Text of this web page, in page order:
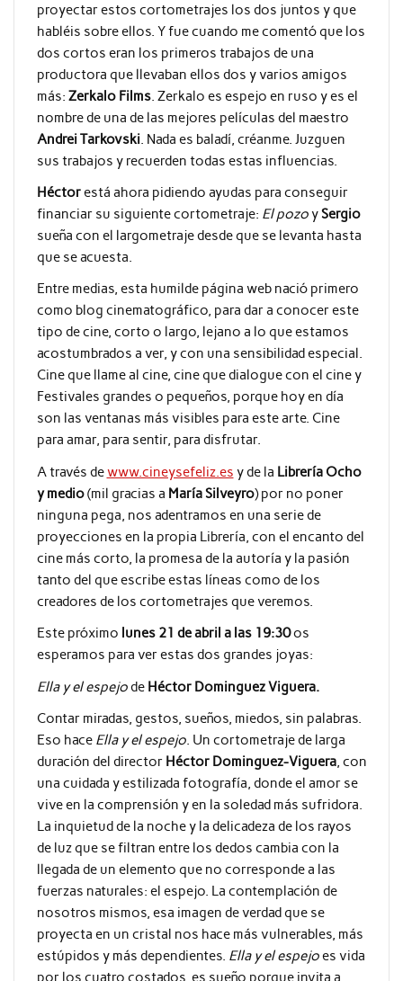
proyectar estos cortometrajes los dos juntos y que
habléis sobre ellos. Y fue cuando me comentó que los
dos cortos eran los primeros trabajos de una
productora que llevaban ellos dos y varios amigos
más: Zerkalo Films. Zerkalo es espejo en ruso y es el
nombre de una de las mejores películas del maestro
Andrei Tarkovski. Nada es baladí, créanme. Juzguen
sus trabajos y recuerden todas estas influencias.
Héctorestá ahora pidiendo ayudas para conseguir
financiar su siguiente cortometraje: El pozoySergio
sueña con el largometraje desde que se levanta hasta
que se acuesta.
Entre medias, esta humilde página web nació primero
como blog cinematográfico, para dar a conocer este
tipo de cine, corto o largo, lejano a lo que estamos
acostumbrados a ver, y con una sensibilidad especial.
Cine que llame al cine, cine que dialogue con el cine y
Festivales grandes o pequeños, porque hoy en día
son las ventanas más visibles para este arte. Cine
para amar, para sentir, para disfrutar.
A través dewww.cineysefeliz.es y de la Librería Ocho
y medio(mil gracias a María Silveyro) por no poner
ninguna pega, nos adentramos en una serie de
proyecciones en la propia Librería, con el encanto del
cine más corto, la promesa de la autoría y la pasión
tanto del que escribe estas líneas como de los
creadores de los cortometrajes que veremos.
Este próximo lunes 21 de abril a las 19:30os
esperamos para ver estas dos grandes joyas:
Ella y el espejode Héctor Dominguez Viguera.
Contar miradas, gestos, sueños, miedos, sin palabras.
Eso hace Ella y el espejo. Un cortometraje de larga
duración del director Héctor Dominguez-Viguera, con
una cuidada y estilizada fotografía, donde el amor se
vive en la comprensión y en la soledad más sufridora.
La inquietud de la noche y la delicadeza de los rayos
de luz que se filtran entre los dedos cambia con la
llegada de un elemento que no corresponde a las
fuerzas naturales: el espejo. La contemplación de
nosotros mismos, esa imagen de verdad que se
proyecta en un cristal nos hace más vulnerables, más
estúpidos y más dependientes. Ella y el espejoes vida
por los cuatro costados, es sueño porque invita a